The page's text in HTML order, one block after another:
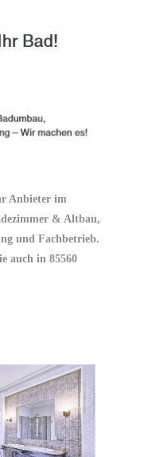
Anbieter im
& Altbau,
und Fachbetrieb.
auch in 85560